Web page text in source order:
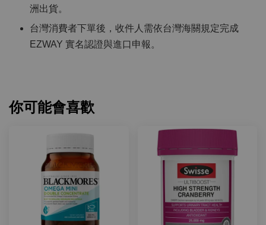
洲出貨。
台灣消費者下單後，收件人需依台灣海關規定完成
EZWAY 實名認證與進口申報。
你可能會喜歡